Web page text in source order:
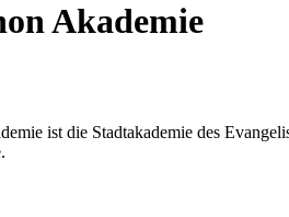
Akademie
ist die Stadtakademie des